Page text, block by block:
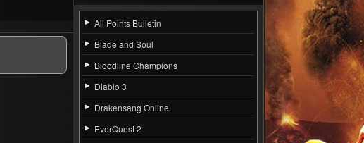
All Points Bulletin
Blade and Soul
Bloodline Champions
Diablo 3
Drakensang Online
EverQuest 2